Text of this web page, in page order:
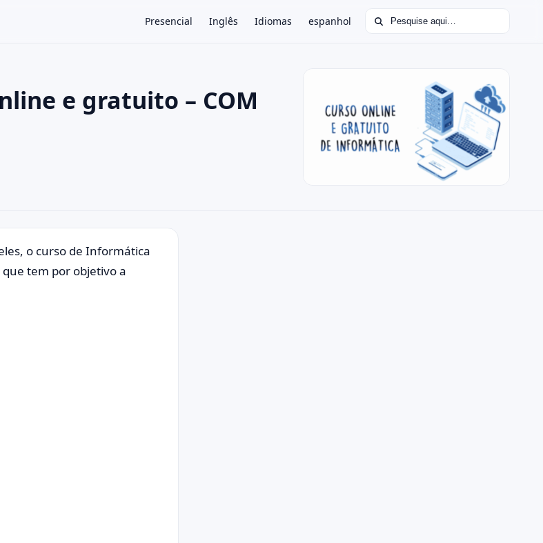
Presencial Inglês Idiomas espanhol Buscar por:
×
e gratuito – COM
o curso de Informática
tem por objetivo a